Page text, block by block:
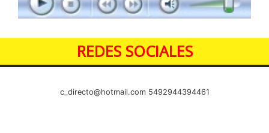
REDES SOCIALES
c_directo@hotmail.com5492944394461